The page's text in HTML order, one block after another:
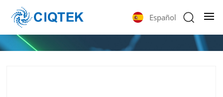
Español